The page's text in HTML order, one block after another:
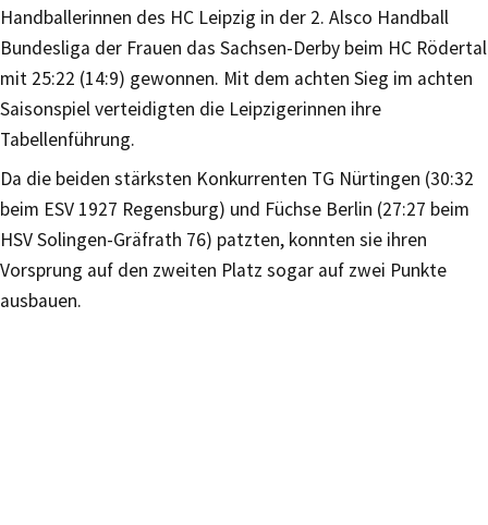
Handballerinnen des HC Leipzig in der 2. Alsco Handball
Bundesliga der Frauen das Sachsen-Derby beim HC Rödertal
mit 25:22 (14:9) gewonnen. Mit dem achten Sieg im achten
Saisonspiel verteidigten die Leipzigerinnen ihre
Tabellenführung.
Da die beiden stärksten Konkurrenten TG Nürtingen (30:32
beim ESV 1927 Regensburg) und Füchse Berlin (27:27 beim
HSV Solingen-Gräfrath 76) patzten, konnten sie ihren
Vorsprung auf den zweiten Platz sogar auf zwei Punkte
ausbauen.